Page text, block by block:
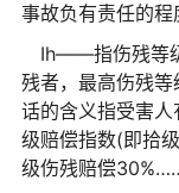
事故负有责任的程
Ih——指伤残等
残者，最高伤残
话的含义指受害
级赔偿指数(即拾
级伤残赔偿